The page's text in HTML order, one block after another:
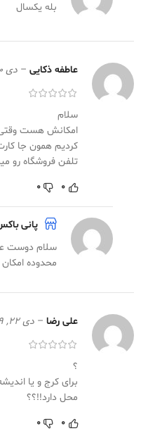
بله یکسال
عاطفه ذکایی – دی 10, 1399
سلام
امکانش هست وقتی
کردیم همون جا
تلفن فروشگاه رو
0
0
پانی
سلام دوست
محدوده
علی رضا – دی 22, 1399
؟
برای کرج و یا
محل دارد!!؟؟
0
0